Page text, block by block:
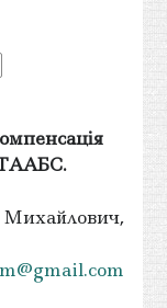
ТААБС.